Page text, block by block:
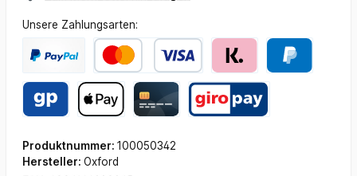
Unsere Zahlungsarten:
Produktnummer: 100050342
Hersteller: Oxford